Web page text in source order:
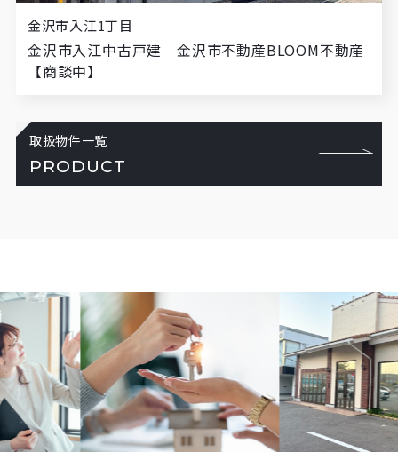
金沢市入江1丁目
金沢市入江中古戸建 金沢市不動産BLOOM不動産
【商談中】
取扱物件一覧
PRODUCT